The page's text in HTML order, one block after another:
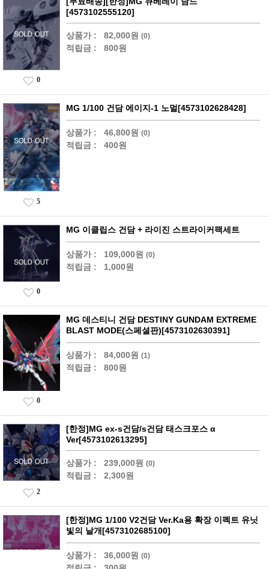
[4573102555120]
상품가 : 82,000원 (0)
적립금 : 800원
0
MG 1/100 건담 에이지-1 노멀[4573102628428]
상품가 : 46,800원 (0)
적립금 : 400원
5
MG 이클립스 건담 + 라이진 스트라이커팩세트
상품가 : 109,000원 (0)
적립금 : 1,000원
0
MG 데스티니 건담 DESTINY GUNDAM EXTREME
BLAST MODE(스페셜판)[4573102630391]
상품가 : 84,000원 (1)
적립금 : 800원
0
[한정]MG ex-s건담/s건담 태스크포스 α
Ver[4573102613295]
상품가 : 239,000원 (0)
적립금 : 2,300원
2
[한정]MG 1/100 V2건담 Ver.Ka용 확장 이펙트 유닛
빛의 날개[4573102685100]
상품가 : 36,000원 (0)